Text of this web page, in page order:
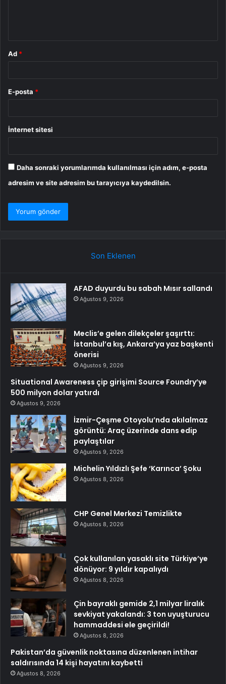
Ad *
E-posta *
İnternet sitesi
Daha sonraki yorumlarımda kullanılması için adım, e-posta
adresim ve site adresim bu tarayıcıya kaydedilsin.
Son Eklenen
AFAD duyurdu bu sabah Mısır sallandı
Ağustos 9, 2026
Meclis’e gelen dilekçeler şaşırttı:
İstanbul’a kış, Ankara’ya yaz başkenti
önerisi
Ağustos 9, 2026
Situational Awareness çip girişimi Source Foundry’ye
500 milyon dolar yatırdı
Ağustos 9, 2026
İzmir-Çeşme Otoyolu’nda akılalmaz
görüntü: Araç üzerinde dans edip
paylaştılar
Ağustos 9, 2026
Michelin Yıldızlı Şefe ‘Karınca’ Şoku
Ağustos 8, 2026
CHP Genel Merkezi Temizlikte
Ağustos 8, 2026
Çok kullanılan yasaklı site Türkiye’ye
dönüyor: 9 yıldır kapalıydı
Ağustos 8, 2026
Çin bayraklı gemide 2,1 milyar liralık
sevkiyat yakalandı: 3 ton uyuşturucu
hammaddesi ele geçirildi!
Ağustos 8, 2026
Pakistan’da güvenlik noktasına düzenlenen intihar
saldırısında 14 kişi hayatını kaybetti
Ağustos 8, 2026